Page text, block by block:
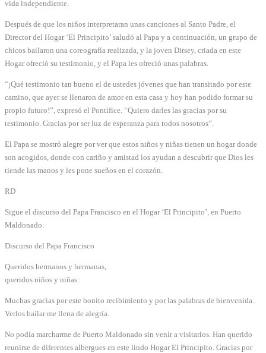
vida independiente.
Después de que los niños interpretaran unas canciones al Santo Padre, el
Director del Hogar ‘El Principito’ saludó al Papa y a continuación, un grupo de
chicos bailaron una coreografía realizada, y la joven Dirsey, criada en este
Hogar ofreció su testimonio, y el Papa les ofreció unas palabras.
“¡Qué testimonio tan bueno el de ustedes jóvenes que han transitado por este
camino, que ayer se llenaron de amor en esta casa y hoy han podido formar su
propio futuro!”, expresó el Pontífice. “Quiero darles las gracias por su
testimonio. Gracias por ser luz de esperanza para todos nosotros”.
El Papa se mostró alegre por ver que estos niños y niñas tienen un hogar donde
son acogidos, donde con cariño y amistad los ayudan a descubrir que Dios les
tiende las manos y les pone sueños en el corazón.
RD
Sigue el discurso del Papa Francisco en el Hogar ‘El Principito’, en Puerto
Maldonado.
Discurso del Papa Francisco
Queridos hermanos y hermanas,
queridos niños y niñas:
Muchas gracias por este bonito recibimiento y por las palabras de bienvenida.
Verlos bailar me llena de alegría.
No podía marcharme de Puerto Maldonado sin venir a visitarlos. Han querido
reunirse de diferentes albergues en este lindo Hogar El Principito. Gracias por